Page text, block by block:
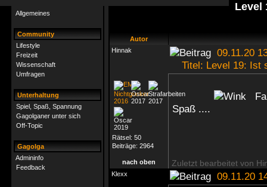
Allgemeines
Community
Lifestyle
Freizeit
Wissenschaft
Umfragen
Unterhaltung
Spiel, Spaß, Spannung
Gagolganer unter sich
Off-Topic
Gagolga
Admininfo
Feedback
Level
Autor
Hinnak
09.11.20
Titel: Level 19: Ist
Rätsel: 50
Beiträge: 2964
Spaß ....
nach oben Zuletzt bearbeitet von
Klexx 09.11.20